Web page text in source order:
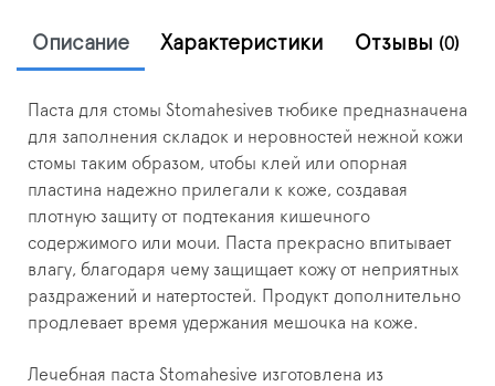
Описание Характеристики Отзывы (0)
Паста для стомы Stomahesiveв тюбике предназначена
для заполнения складок и неровностей нежной кожи
стомы таким образом, чтобы клей или опорная
пластина надежно прилегали к коже, создавая
плотную защиту от подтекания кишечного
содержимого или мочи. Паста прекрасно впитывает
влагу, благодаря чему защищает кожу от неприятных
раздражений и натертостей. Продукт дополнительно
продлевает время удержания мешочка на коже.
Лечебная паста Stomahesive изготовлена из